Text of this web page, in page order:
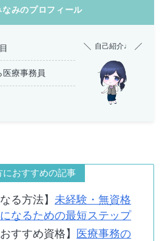
なみのプロフィール
療事務員
自己紹介♩
におすすめの記事
る方法】 未経験・無資格
なるための最短ステップ
すすめ資格】
医療事務の